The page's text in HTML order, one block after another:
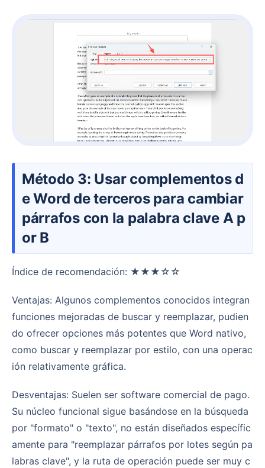
Método 3: Usar complementos d
e Word de terceros para cambiar
párrafos con la palabra clave A p
or B
Índice de recomendación: ★★★☆☆
Ventajas: Algunos complementos conocidos integran
funciones mejoradas de buscar y reemplazar, pudien
do ofrecer opciones más potentes que Word nativo,
como buscar y reemplazar por estilo, con una operac
ión relativamente gráfica.
Desventajas: Suelen ser software comercial de pago.
Su núcleo funcional sigue basándose en la búsqueda
por "formato" o "texto", no están diseñados específic
amente para "reemplazar párrafos por lotes según pa
labras clave", y la ruta de operación puede ser muy c